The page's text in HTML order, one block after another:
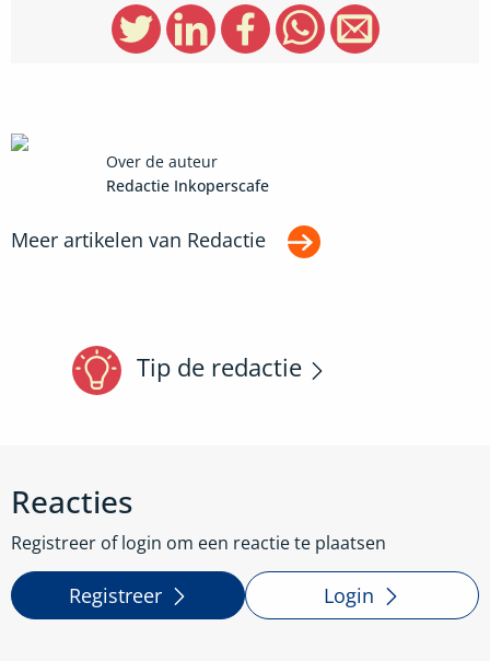
Over de auteur
Redactie Inkoperscafe
Meer artikelen van Redactie
Tip de redactie
Reacties
Registreer of login om een reactie te plaatsen
Registreer Login